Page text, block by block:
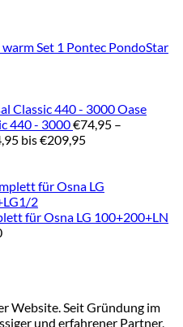
Pontec PondoStar
Oase
440 - 3000€74,95 –
bis €209,95
für Osna LG 100+200+LN
Website. Seit Gründung im
und erfahrener Partner,